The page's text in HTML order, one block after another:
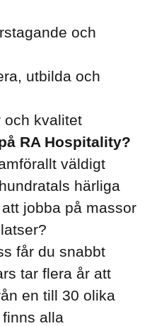
och
utbilda och
och kvalitet
RA Hospitality?
väldigt
härliga
jobba på massor
får du snabbt
tar flera år att
en till 30 olika
alla